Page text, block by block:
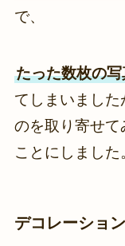
で、
たった数枚の
てしまいまし
のを取り寄せ
ことにしました
デコレーショ